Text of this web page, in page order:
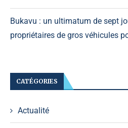
Bukavu : un ultimatum de sept
propriétaires de gros véhicules
CATÉGORIES
Actualité